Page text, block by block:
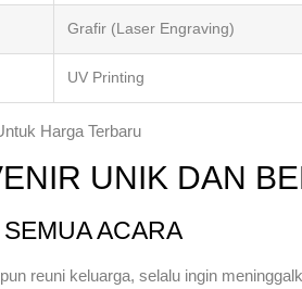
Grafir (Laser Engraving)
UV Printing
Harga Terbaru
UNIK DAN
ACARA
reuni keluarga, selalu ingin